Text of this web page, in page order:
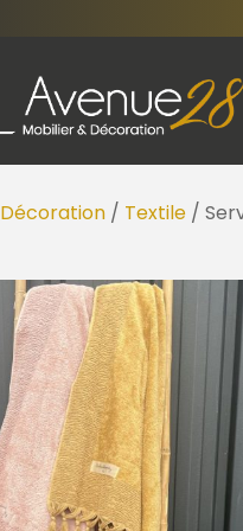
Décoration / Textile /